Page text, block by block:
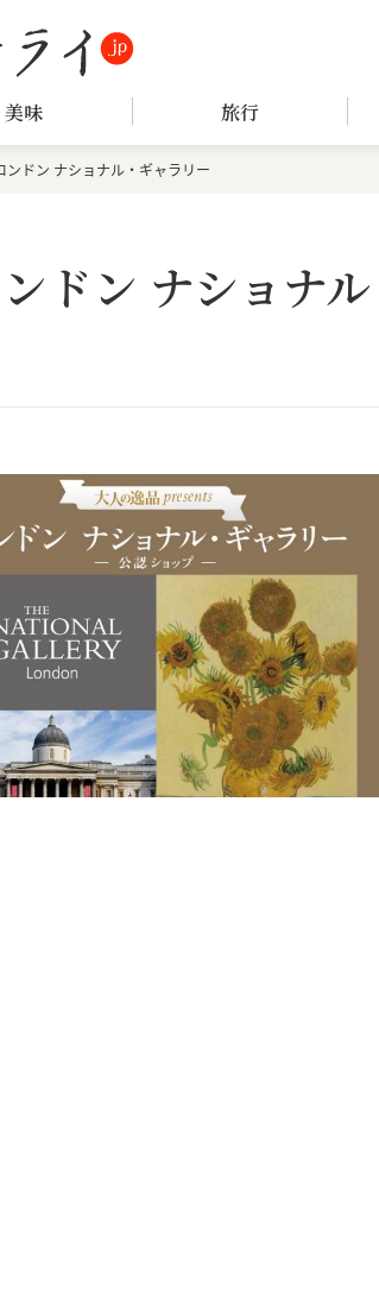
美味 旅行
ンドン ナショナル・ギャラリー
ドン ナショナ